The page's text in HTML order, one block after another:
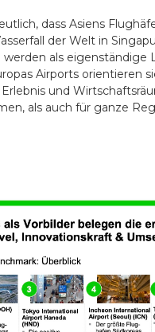
dass Asiens
der Welt in
werden als
Airports
Erlebnis und
als auch für ganze